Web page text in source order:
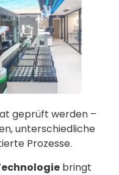
geprüft werden –
unterschiedliche
Prozesse.
bringt